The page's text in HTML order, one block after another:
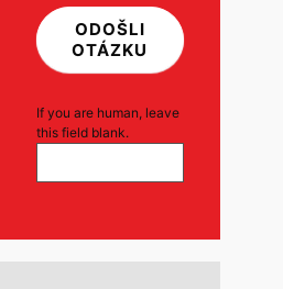
ODOŠLI
OTÁZKU
If you are human, leave
this field blank.